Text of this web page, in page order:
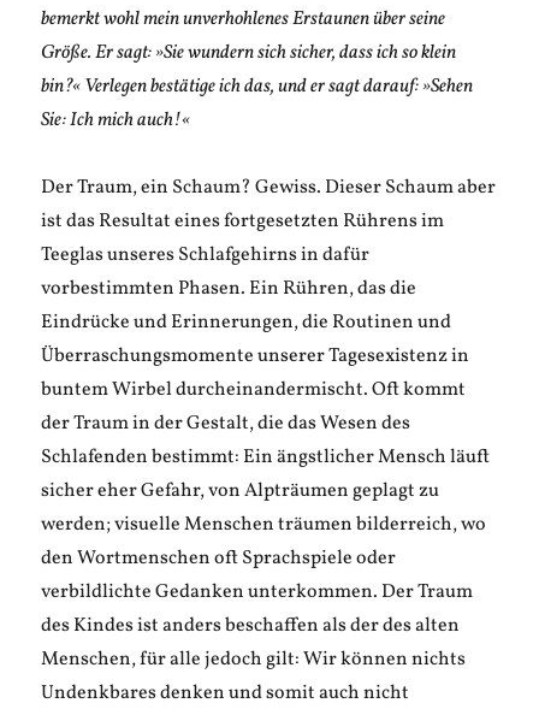
bemerkt wohl mein unverhohlenes Erstaunen über seine
Größe. Er sagt: »Sie wundern sich sicher, dass ich so klein
bin?« Verlegen bestätige ich das, und er sagt darauf: »Sehen
Sie: Ich mich auch!«
Der Traum, ein Schaum? Gewiss. Dieser Schaum aber
ist das Resultat eines fortgesetzten Rührens im
Teeglas unseres Schlafgehirns in dafür
vorbestimmten Phasen. Ein Rühren, das die
Eindrücke und Erinnerungen, die Routinen und
Überraschungsmomente unserer Tagesexistenz in
buntem Wirbel durcheinandermischt. Oft kommt
der Traum in der Gestalt, die das Wesen des
Schlafenden bestimmt: Ein ängstlicher Mensch läuft
sicher eher Gefahr, von Alpträumen geplagt zu
werden; visuelle Menschen träumen bilderreich, wo
den Wortmenschen oft Sprachspiele oder
verbildlichte Gedanken unterkommen. Der Traum
des Kindes ist anders beschaffen als der des alten
Menschen, für alle jedoch gilt: Wir können nichts
Undenkbares denken und somit auch nicht